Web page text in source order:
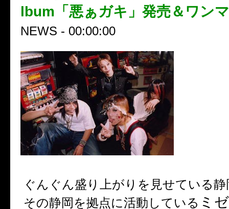
lbum「悪ぁガキ」発売＆ワン
NEWS - 00:00:00
ぐんぐん盛り上がりを見せている静
その静岡を拠点に活動している ミ